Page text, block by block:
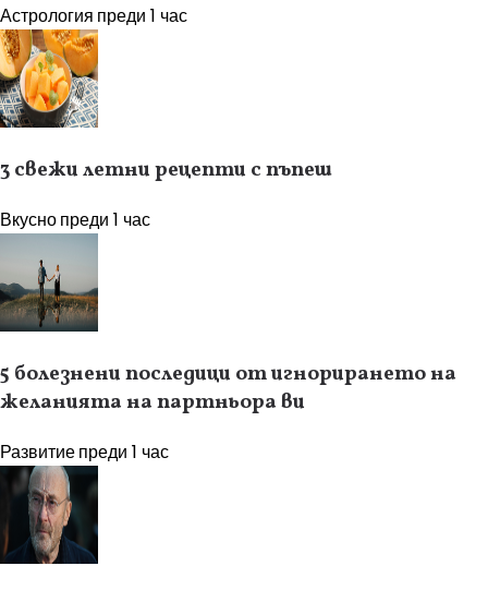
Астрология преди 1 час
3 свежи летни рецепти с пъпеш
Вкуснопреди 1 час
5 болезнени последици от игнорирането на
желанията на партньора ви
Развитиепреди 1 час